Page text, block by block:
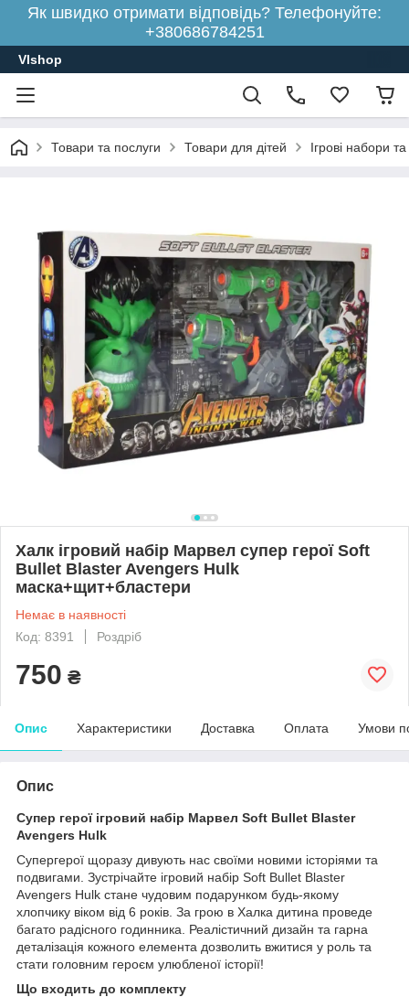
Як швидко отримати відповідь? Телефонуйте:
+380686784251
Vlshop
Товари та послуги Товари для дітей Ігрові набори
Халк ігровий набір Марвел супер герої Soft
Bullet Blaster Avengers Hulk
маска+щит+бластери
Немає в наявності
Код: 8391
Роздріб
750 ₴
Опис Характеристики Доставка Оплата Умови
Опис
Супер герої ігровий набір Марвел Soft Bullet Blaster
Avengers Hulk
Супергерої щоразу дивують нас своїми новими історіями та
подвигами. Зустрічайте ігровий набір Soft Bullet Blaster
Avengers Hulk стане чудовим подарунком будь-якому
хлопчику віком від 6 років. За грою в Халка дитина проведе
багато радісного годинника. Реалістичний дизайн та гарна
деталізація кожного елемента дозволить вжитися у роль та
стати головним героєм улюбленої історії!
Що входить до комплекту